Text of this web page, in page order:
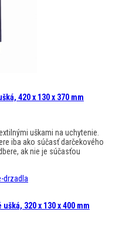
420 x 130 x 370 mm
uškami na uchytenie.
iba ako súčasť darčekového
ak nie je súčasťou
320 x 130 x 400 mm